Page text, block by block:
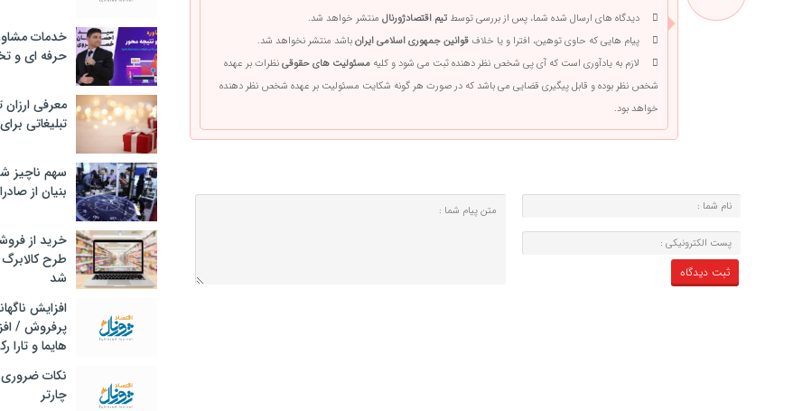
دیدگاه های ارسال شده شما، پس از بررسی توسط تیم اقتصادژورنال منتشر خواهد شد.
پیام هایی که حاوی توهین، افترا و یا خلاف قوانین جمهوری اسلامی ایرانباشد منتشر نخواهد شد.
لازم به یادآوری است که آی پی شخص نظر دهنده ثبت می شود و کلیه مسئولیت های حقوقینظرات بر عهده
شخص نظر بوده و قابل پیگیری قضایی می باشد که در صورت هر گونه شکایت مسئولیت بر عهده شخص نظر دهنده
خواهد بود.
خدمات
حرفه ای و
معرفی
تبلیغاتی
سهم ناچیز
بنیان از
خرید از
طرح
شد
افزایش
پرفروش /
هایما و تارا
نکات
چارتر